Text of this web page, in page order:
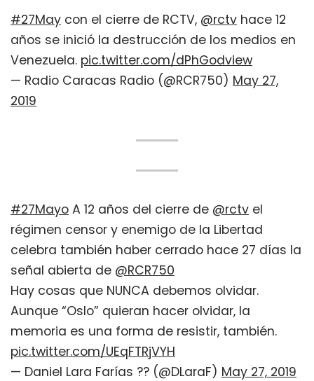
#27May con el cierre de RCTV, @rctv hace 12
años se inició la destrucción de los medios en
Venezuela. pic.twitter.com/dPhGodview
— Radio Caracas Radio (@RCR750) May 27,
2019
#27Mayo A 12 años del cierre de @rctv el
régimen censor y enemigo de la Libertad
celebra también haber cerrado hace 27 días la
señal abierta de @RCR750
Hay cosas que NUNCA debemos olvidar.
Aunque “Oslo” quieran hacer olvidar, la
memoria es una forma de resistir, también.
pic.twitter.com/UEqFTRjVYH
— Daniel Lara Farías ?️‍? (@DLaraF) May 27, 2019